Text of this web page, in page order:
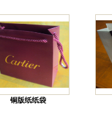
铜版纸纸袋